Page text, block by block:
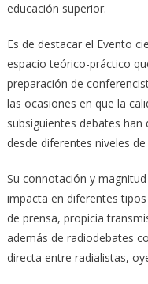
educación superior.
Es de destacar el Evento
espacio teórico-práctico
preparación de
las ocasiones en que la
subsiguientes debates
desde diferentes niveles
Su connotación y
impacta en diferentes
de prensa, propicia
además de radiodebates
directa entre radialistas,